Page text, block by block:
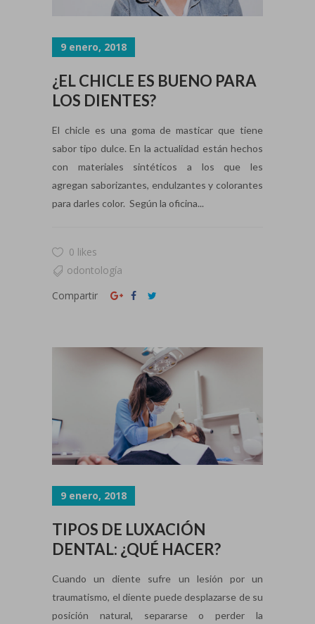
9 enero, 2018
¿EL CHICLE ES BUENO PARA
LOS DIENTES?
El chicle es una goma de masticar que tiene
sabor tipo dulce. En la actualidad están hechos
con materiales sintéticos a los que les
agregan saborizantes, endulzantes y colorantes
para darles color. Según la oficina...
0 likes
odontología
Compartir
9 enero, 2018
TIPOS DE LUXACIÓN
DENTAL: ¿QUÉ HACER?
Cuando un diente sufre un lesión por un
traumatismo, el diente puede desplazarse de su
posición natural, separarse o perder la